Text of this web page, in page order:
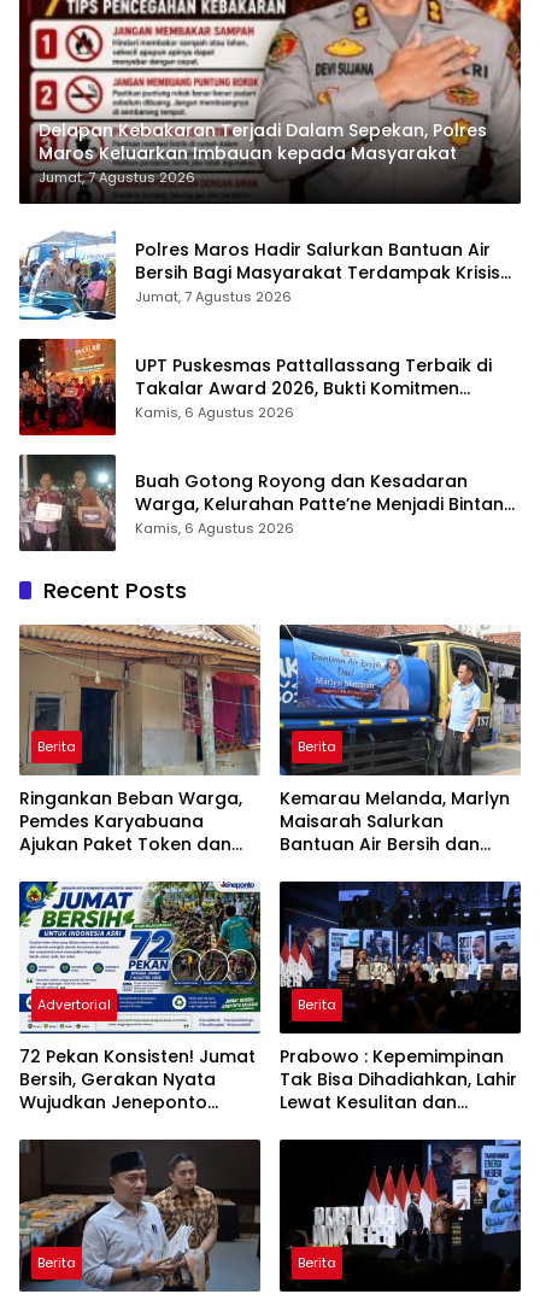
Delapan Kebakaran Terjadi Dalam Sepekan, Polres
Maros Keluarkan Imbauan kepada Masyarakat
Jumat, 7 Agustus 2026
Polres Maros Hadir Salurkan Bantuan Air
Bersih Bagi Masyarakat Terdampak Krisis
Air Bersih Di Maros
Jumat, 7 Agustus 2026
UPT Puskesmas Pattallassang Terbaik di
Takalar Award 2026, Bukti Komitmen
Hadirkan Pelayanan Kesehatan Berkualitas
Kamis, 6 Agustus 2026
Buah Gotong Royong dan Kesadaran
Warga, Kelurahan Patte’ne Menjadi Bintang
Takalar Award 2026
Kamis, 6 Agustus 2026
Recent Posts
Berita
Ringankan Beban Warga,
Pemdes Karyabuana
Ajukan Paket Token dan
PLN
Berita
Kemarau Melanda, Marlyn
Maisarah Salurkan
Bantuan Air Bersih dan
Babakan Madang
Advertorial
72 Pekan Konsisten! Jumat
Bersih, Gerakan Nyata
Wujudkan Jeneponto
ASRI
Berita
Prabowo : Kepemimpinan
Tak Bisa Dihadiahkan, Lahir
Lewat Kesulitan dan
Berita Berita